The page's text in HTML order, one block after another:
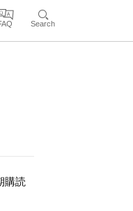
Search
購読